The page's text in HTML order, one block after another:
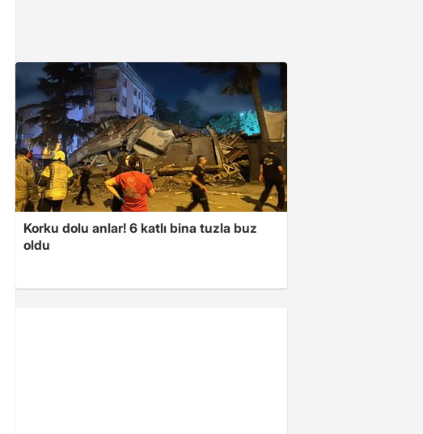
Korku dolu anlar! 6 katlı bina tuzla buz
oldu